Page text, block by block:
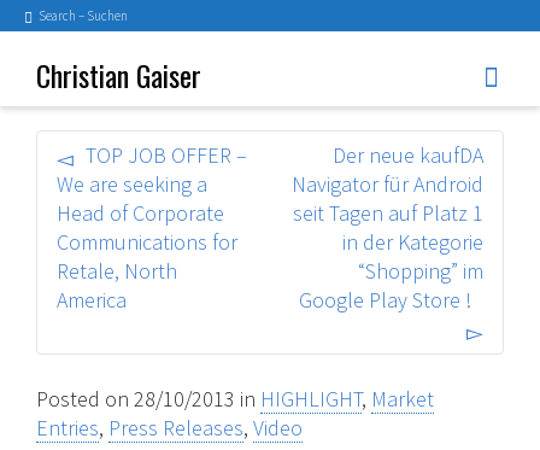
Search – Suchen
Christian Gaiser
TOP JOB OFFER –
We are seeking a
Head of Corporate
Communications for
Retale, North
America
Der neue kaufDA
Navigator für Android
seit Tagen auf Platz 1
in der Kategorie
“Shopping” im
Google Play Store !
Posted on 28/10/2013 in HIGHLIGHT, Market
Entries, Press Releases, Video